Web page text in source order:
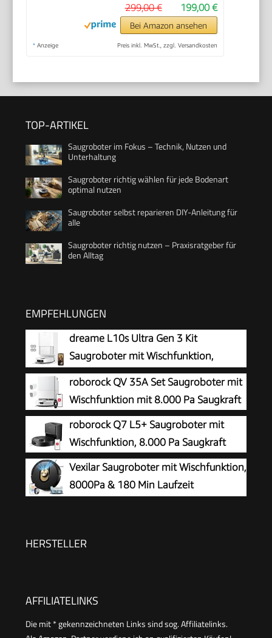
199,00 €
299,00 €
Bei Amazon ansehen
* Anzeige Preis inkl. MwSt., zzgl. Versandkosten
TOP-ARTIKEL
Saugroboter im Fokus – Technik, Nutzen und
Unterhaltung
Saugroboter richtig wählen für jede Bodenart
optimal nutzen
Saugroboter selbst reparieren DIY-Anleitung für
alle
Saugroboter richtig nutzen – Praxisratgeber für
den Alltag
EMPFEHLUNGEN
dreame L10s Ultra Gen 3 Kit
Saugroboter mit Wischfunktion,
25.000 Pa
roborock QV 35A Set Saugroboter mit
Wischfunktion mit 8.000 Pa Saugkraft
roborock Q7 L5+ Saugroboter mit
Wischfunktion, 8.000 Pa Saugkraft
Vexilar Saugroboter mit Wischfunktion,
8000Pa & 180 Min Laufzeit
App/Alexa/iWatch Steuerung, Ideal für Tierhaare
HERSTELLER
AFFILIATELINKS
Die mit * gekennzeichneten Links sind sog. Affiliatelinks.